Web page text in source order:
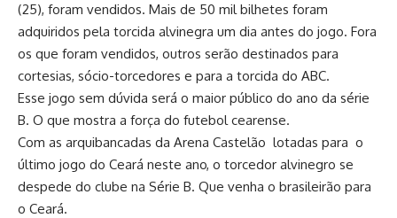
(25), foram vendidos. Mais de 50 mil bilhetes foram
adquiridos pela torcida alvinegra um dia antes do jogo. Fora
os que foram vendidos, outros serão destinados para
cortesias, sócio-torcedores e para a torcida do ABC.
Esse jogo sem dúvida será o maior público do ano da série
B. O que mostra a força do futebol cearense.
Com as arquibancadas da Arena Castelão lotadas para o
último jogo do Ceará neste ano, o torcedor alvinegro se
despede do clube na Série B. Que venha o brasileirão para
o Ceará.